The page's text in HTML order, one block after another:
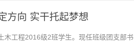
方向 实干托起梦想
木工程2016级2班学生。现任班级团支部书